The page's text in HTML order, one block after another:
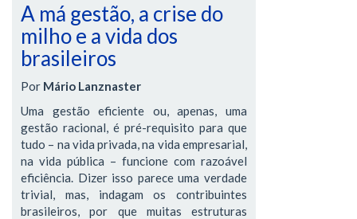
A má gestão, a crise do
milho e a vida dos
brasileiros
Por Mário Lanznaster
Uma gestão eficiente ou, apenas, uma
gestão racional, é pré-requisito para que
tudo – na vida privada, na vida empresarial,
na vida pública – funcione com razoável
eficiência. Dizer isso parece uma verdade
trivial, mas, indagam os contribuintes
brasileiros, por que muitas estruturas